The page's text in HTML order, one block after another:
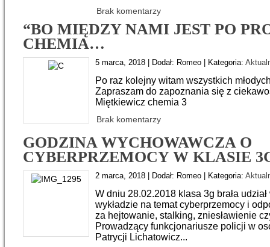
Brak komentarzy
“BO MIĘDZY NAMI JEST PO
CHEMIA…
5 marca, 2018 | Dodał: Romeo | Kategoria:
Po raz kolejny witam wszystkich
Zapraszam do zapoznania się z
Miętkiewicz chemia 3
Brak komentarzy
GODZINA WYCHOWAWCZA O
CYBERPRZEMOCY W KLASIE
2 marca, 2018 | Dodał: Romeo | Kategoria:
W dniu 28.02.2018 klasa 3g brała udział
wykładzie na temat cyberprzemocy i
za hejtowanie, stalking, zniesławienie
Prowadzący funkcjonariusze policji w
Patrycji Lichatowicz...